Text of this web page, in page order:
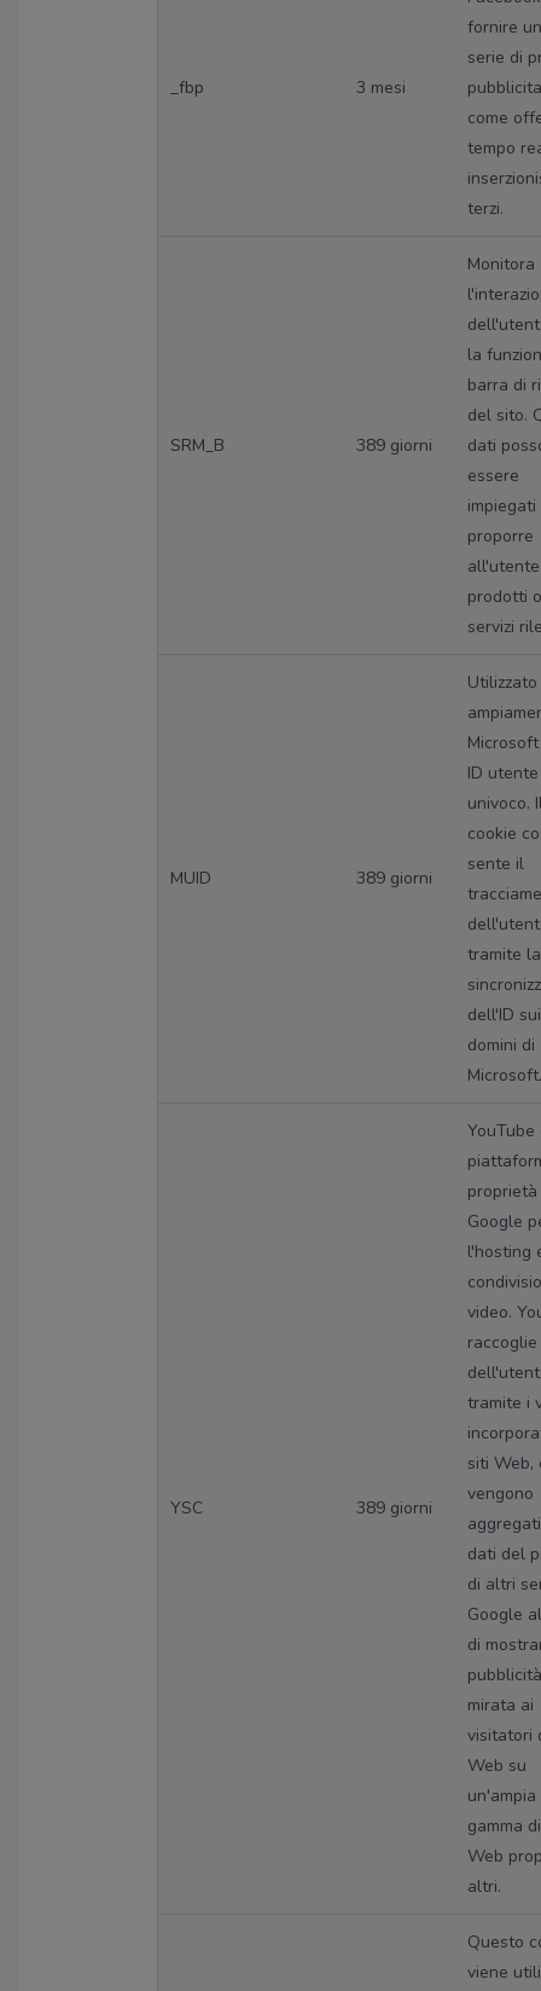
_fbp 3 mesi
fornire
serie di
come
tempo
terzi.
SRM_B 389 giorni
Monitora
la
barra di
del sito.
dati
essere
proporre
all'utente
prodotti o
servizi
MUID 389 giorni
Utilizzato
ID utente
univoco.
cookie
sente il
tramite la
dell'ID
domini di
Microsoft.
YSC 389 giorni
YouTube
proprietà
Google
l'hosting
video.
tramite i
siti Web,
vengono
dati del
di altri
Google
di
pubblicità
mirata ai
visitatori
Web su
un'ampia
gamma
Web
altri.
Questo
viene